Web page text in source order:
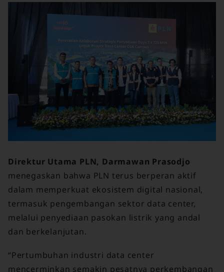
Direktur Utama PLN, Darmawan Prasodjo
menegaskan bahwa PLN terus berperan aktif
dalam memperkuat ekosistem digital nasional,
termasuk pengembangan sektor data center,
melalui penyediaan pasokan listrik yang andal
dan berkelanjutan.
“Pertumbuhan industri data center
mencerminkan semakin pesatnya perkembangan